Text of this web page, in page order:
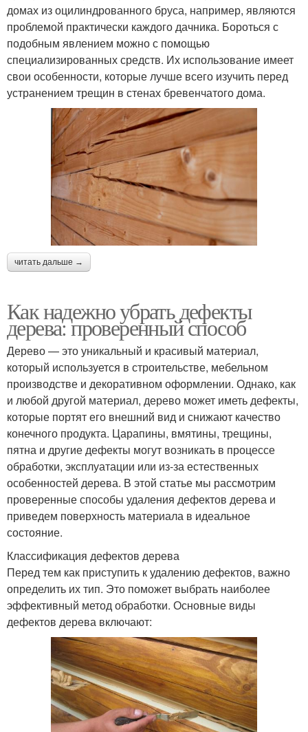
домах из оцилиндрованного бруса, например, являются
проблемой практически каждого дачника. Бороться с
подобным явлением можно с помощью
специализированных средств. Их использование имеет
свои особенности, которые лучше всего изучить перед
устранением трещин в стенах бревенчатого дома.
читать дальше →
Как надежно убрать дефекты
дерева: проверенный способ
Дерево — это уникальный и красивый материал,
который используется в строительстве, мебельном
производстве и декоративном оформлении. Однако, как
и любой другой материал, дерево может иметь дефекты,
которые портят его внешний вид и снижают качество
конечного продукта. Царапины, вмятины, трещины,
пятна и другие дефекты могут возникать в процессе
обработки, эксплуатации или из-за естественных
особенностей дерева. В этой статье мы рассмотрим
проверенные способы удаления дефектов дерева и
приведем поверхность материала в идеальное
состояние.
Классификация дефектов дерева
Перед тем как приступить к удалению дефектов, важно
определить их тип. Это поможет выбрать наиболее
эффективный метод обработки. Основные виды
дефектов дерева включают: